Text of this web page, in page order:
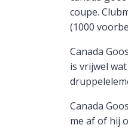
coupe.
(1000
Canada
is vrijwel
Canada
me af of hij